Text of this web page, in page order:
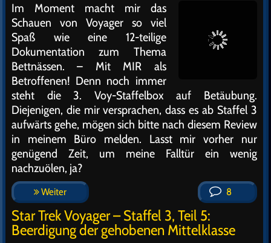
Im Moment macht mir das
Schauen von Voyager so viel
Spaß wie eine 12-teilige
Dokumentation zum Thema
Bettnässen. – Mit MIR als
Betroffenen! Denn noch immer
steht die 3. Voy-Staffelbox auf Betäubung.
Diejenigen, die mir versprachen, dass es ab Staffel 3
aufwärts gehe, mögen sich bitte nach diesem Review
in meinem Büro melden. Lasst mir vorher nur
genügend Zeit, um meine Falltür ein wenig
nachzuölen, ja?
Weiter 8
Star Trek Voyager – Staffel 3, Teil 5:
Beerdigung der gehobenen Mittelklasse